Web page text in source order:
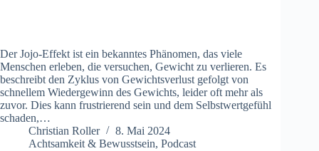
Der Jojo-Effekt ist ein bekanntes Phänomen, das viele
Menschen erleben, die versuchen, Gewicht zu verlieren. Es
beschreibt den Zyklus von Gewichtsverlust gefolgt von
schnellem Wiedergewinn des Gewichts, leider oft mehr als
zuvor. Dies kann frustrierend sein und dem Selbstwertgefühl
schaden,…
Christian Roller
8. Mai 2024
Achtsamkeit & Bewusstsein, Podcast